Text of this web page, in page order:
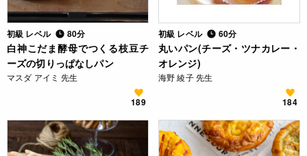
初級 レベル 80分
白神こだま酵母でつくる枝豆チ
ーズの切りっぱなしパン
マスダ アイミ 先生
189
初級 レベル 60分
丸いパン(チーズ・ツナカレー・
オレンジ)
海野 綾子 先生
184